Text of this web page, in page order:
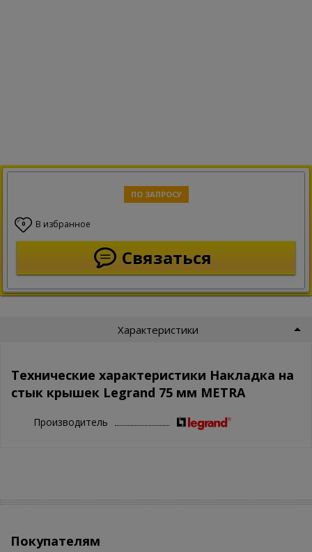
ПО ЗАПРОСУ
0 В избранное
Связаться
Характеристики
Технические характеристики Накладка на
стык крышек Legrand 75 мм METRA
Производитель
Покупателям